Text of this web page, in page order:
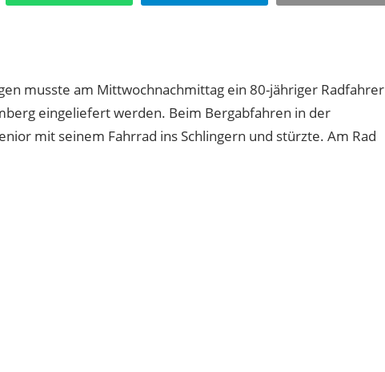
musste am Mittwochnachmittag ein 80-jähriger Radfahrer
eingeliefert werden. Beim Bergabfahren in der
mit seinem Fahrrad ins Schlingern und stürzte. Am Rad